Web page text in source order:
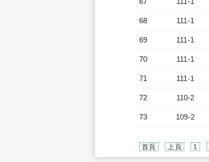
68 111-1
69 111-1
70 111-1
71 111-1
72 110-2
73 109-2
首頁 上頁 1